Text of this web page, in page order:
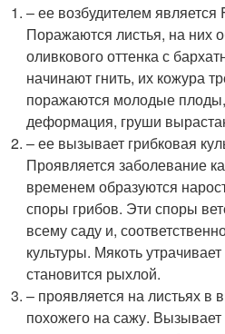
– ее возбудителем
Поражаются листья, на них
оливкового оттенка с
начинают гнить, их кожура
поражаются молодые
деформация, груши
– ее вызывает грибковая
Проявляется заболевание
временем образуются
споры грибов. Эти споры
всему саду и,
культуры. Мякоть
становится рыхлой.
– проявляется на листьях в
похожего на сажу.